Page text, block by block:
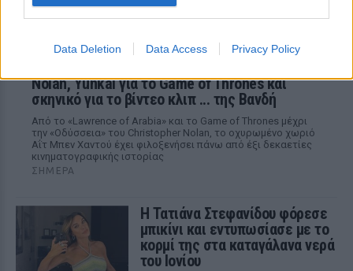
Data Deletion Data Access Privacy Policy
Nolan, Yunkai για το Game of Thrones και
σκηνικό για το βίντεο κλιπ ... της Βανδή
Από το «Lawrence of Arabia» και το Game of Thrones μέχρι
την «Οδύσσεια» του Christopher Nolan, το οχυρωμένο χωριό
Αΐτ Μπεν Χαντού έχει φιλοξενήσει πάνω από έξι δεκαετίες
κινηματογραφικής ιστορίας
ΣΉΜΕΡΑ
Η Τατιάνα Στεφανίδου φόρεσε
μπικίνι και εντυπωσίασε με το
κορμί της στα καταγάλανα νερά
του Ιονίου